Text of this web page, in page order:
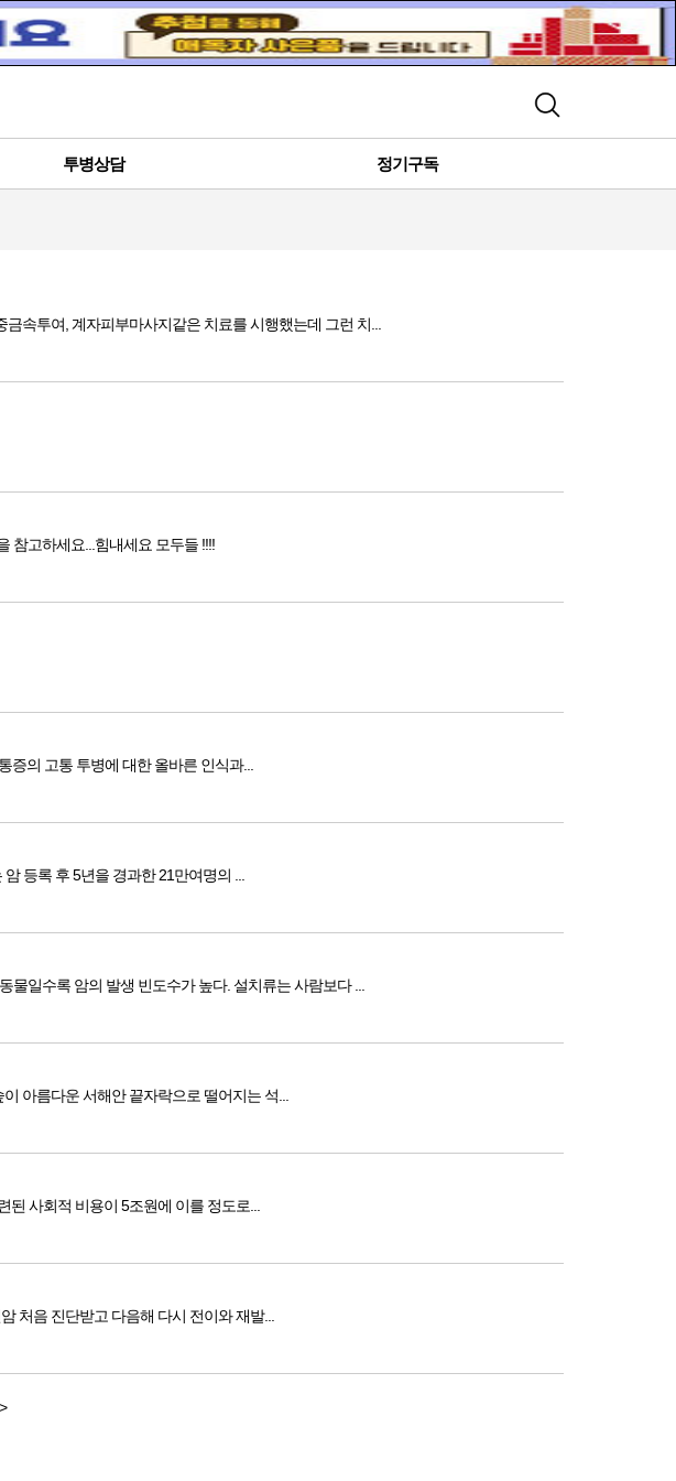
검색
투병상담 정기구독
중금속투여, 계자피부마사지같은 치료를 시행했는데 그런 치...
수소수가 인체에 어떻게 큰영향을 미치어 암환자등 각종 질병에 치유에 도움이 되는지 유투브등 일본 동영상등을 참고하세요...힘내세요 모두들 !!!!
[보도자료/강의자료] 행복전도사도 피하지 못한 통증의 고통... 투병매뉴얼 정립 필요 행복전도사도 피하지 못한 통증의 고통 투병에 대한 올바른 인식과...
제도 리콜(Recall) 청원 문자서명운동에 동참해 주세요. 보건복지부는 암 등록 후 5년을 경과한 21만여명의 ...
일수록 암의 발생 빈도수가 높다. 설치류는 사람보다 ...
한 소나무 숲이 아름다운 서해안 끝자락으로 떨어지는 석...
40대를 넘어서면 누구나 걱정을 하게 되는 구강질환 구강질환과 관련된 사회적 비용이 5조원에 이를 정도로...
편집장님 안녕하세욤... 얼굴을 뵙진 못했지만 통화는 몇번 했었는데요... 충남 예산 살고 정희언니 통해서 이하선암 처음 진단받고 다음해 다시 전이와 재발...
>